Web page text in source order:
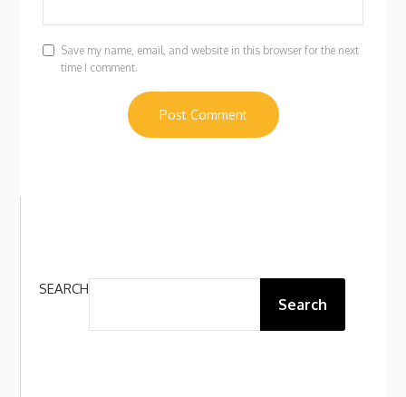
Save my name, email, and website in this browser for the next
time I comment.
SEARCH
Search